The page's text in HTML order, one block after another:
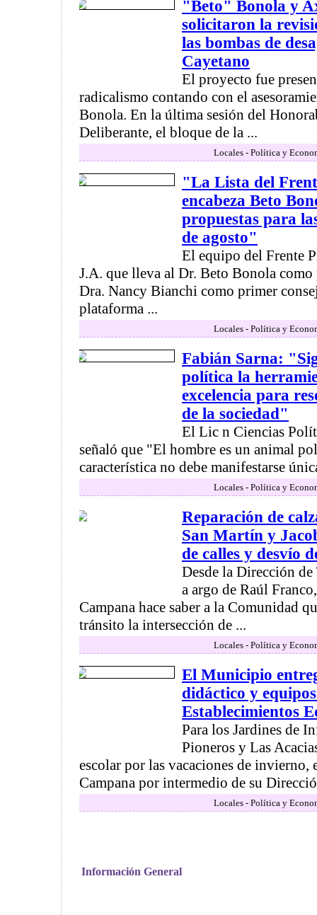
"Beto" Bonola y
solicitaron la
las bombas de
Cayetano
El proyecto fue
radicalismo contando con el
Bonola. En la última sesión del
Deliberante, el bloque de la ...
Locales - Política y
"La Lista del
encabeza Beto
propuestas para
de agosto"
El equipo del Frente
J.A. que lleva al Dr. Beto Bonola
Dra. Nancy Bianchi como primer
plataforma ...
Locales - Política y
Fabián Sarna:
política la
excelencia para
de la sociedad"
El Lic n Ciencias
señaló que "El hombre es un animal
característica no debe manifestarse
Locales - Política y
Reparación de
San Martín y
de calles y desvío
Desde la Dirección
a argo de Raúl
Campana hace saber a la Comunidad
tránsito la intersección de ...
Locales - Política y
El Municipio
didáctico y
Establecimientos
Para los Jardines de
Pioneros y Las
escolar por las vacaciones de
Campana por intermedio de su
Locales - Política y
Información General